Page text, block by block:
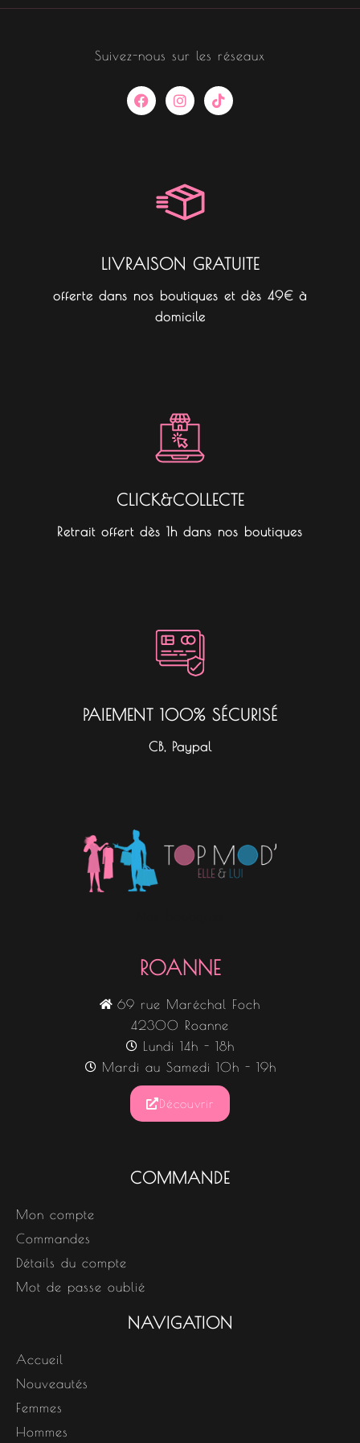
Suivez-nous sur les réseaux
F
a
I
n
a
m
T
i
LIVRAISON GRATUITE
offerte dans nos boutiques et dès 49€ à
domicile
CLICK&COLLECTE
Retrait offert dès 1h dans nos boutiques
PAIEMENT 100% SÉCURISÉ
CB, Paypal
ROANNE
69 rue Maréchal Foch
42300 Roanne
Lundi 14h - 18h
Mardi au Samedi 10h - 19h
Découvrir
COMMANDE
Mon compte
Commandes
Détails du compte
Mot de passe oublié
NAVIGATION
Accueil
Nouveautés
Femmes
Hommes